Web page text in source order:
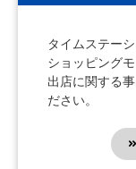
タイムステー
ショッピング
出店に関する
ださい。